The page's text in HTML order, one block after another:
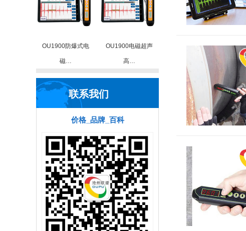
OU1900防爆式电
磁…
OU1900电磁超声
高…
联系我们
价格_品牌_百科